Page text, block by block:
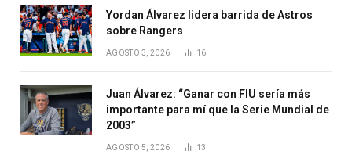
Yordan Álvarez lidera barrida de Astros
sobre Rangers
AGOSTO 3, 2026 16
Juan Álvarez: “Ganar con FIU sería más
importante para mí que la Serie Mundial de
2003”
AGOSTO 5, 2026 13